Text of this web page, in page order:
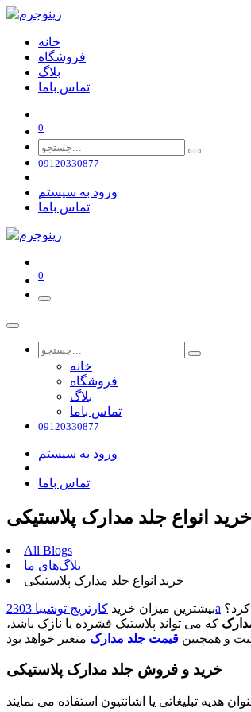
خانه
فروشگاه
بلاگ
تماس باما
0
09120330877
ورود به سیستم
تماس باما
0
خانه
فروشگاه
بلاگ
تماس باما
09120330877
ورود به سیستم
تماس باما
خرید انواع جلد مدارک پلاستیکی
All Blogs
بلاگ‌های ما
خرید انواع جلد مدارک پلاستیکی
بیشترین میزان خریدکارتریج توشیبا 2303a
که می تواند پلاستیک فشرده یا نازک باشد،
و همچنین قیمت جلد مدارک
خرید و فروش جلد مدارک پلاستیکی